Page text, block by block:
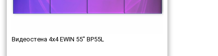
Видеостена 4x4 EWIN 55" BP55L